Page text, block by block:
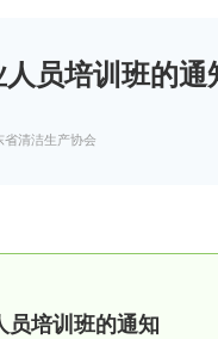
员培训班的通
省清洁生产协会
员培训班的通知